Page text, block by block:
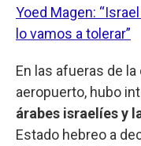
Yoed Magen:
lo vamos a tolerar”
En las afueras de la
aeropuerto, hubo
árabes israelíes y
Estado hebreo a